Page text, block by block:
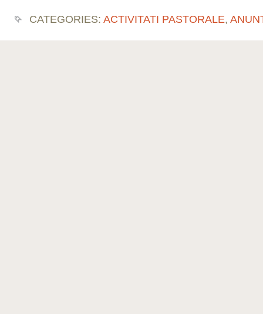
CATEGORIES: ACTIVITATI PASTORALE,